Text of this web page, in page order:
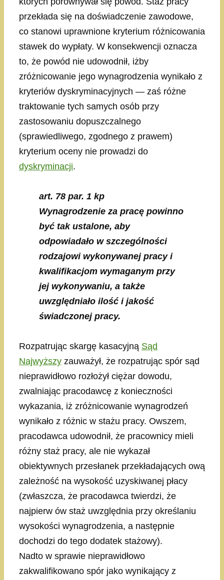
przekłada się na doświadczenie zawodowe,
co stanowi uprawnione kryterium różnicowania
stawek do wypłaty. W konsekwencji oznacza
to, że powód nie udowodnił, iżby
zróżnicowanie jego wynagrodzenia wynikało z
kryteriów dyskryminacyjnych — zaś różne
traktowanie tych samych osób przy
zastosowaniu dopuszczalnego
(sprawiedliwego, zgodnego z prawem)
kryterium oceny nie prowadzi do
dyskryminacji.
art. 78 par. 1 kp
Wynagrodzenie za pracę powinno
być tak ustalone, aby
odpowiadało w szczególności
rodzajowi wykonywanej pracy i
kwalifikacjom wymaganym przy
jej wykonywaniu, a także
uwzględniało ilość i jakość
świadczonej pracy.
Rozpatrując skargę kasacyjną Sąd
Najwyższy zauważył, że rozpatrując spór sąd
nieprawidłowo rozłożył ciężar dowodu,
zwalniając pracodawcę z konieczności
wykazania, iż zróżnicowanie wynagrodzeń
wynikało z różnic w stażu pracy. Owszem,
pracodawca udowodnił, że pracownicy mieli
różny staż pracy, ale nie wykazał
obiektywnych przesłanek przekładających ową
zależność na wysokość uzyskiwanej płacy
(zwłaszcza, że pracodawca twierdzi, że
najpierw ów staż uwzględnia przy określaniu
wysokości wynagrodzenia, a następnie
dochodzi do tego dodatek stażowy).
Nadto w sprawie nieprawidłowo
zakwalifikowano spór jako wynikający z